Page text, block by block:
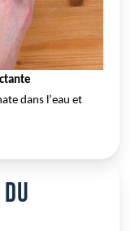
dans l’eau et